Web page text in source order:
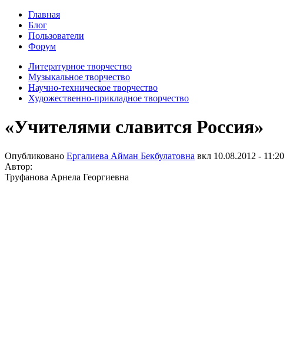
Главная
Блог
Пользователи
Форум
Литературное творчество
Музыкальное творчество
Научно-техническое творчество
Художественно-прикладное творчество
«Учителями славится Россия»
Опубликовано Ергалиева Айман Бекбулатовна вкл 10.08.2012 - 11:20
Автор:
Труфанова Арнела Георгиевна
Во всем:
В
В